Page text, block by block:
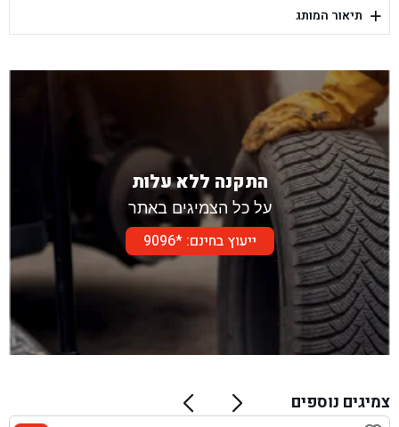
בן גל - דור אלון הר טוב - בית שמש + תיאור המותג
התקנה ללא עלות
על כל הצמיגים באתר
ייעוץ בחינם: *9096
צמיגים נוספים